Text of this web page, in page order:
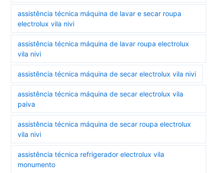
assistência técnica máquina de lavar e secar roupa
electrolux vila nivi
assistência técnica máquina de lavar roupa electrolux
vila nivi
assistência técnica máquina de secar electrolux vila nivi
assistência técnica máquina de secar electrolux vila
paiva
assistência técnica máquina de secar roupa electrolux
vila nivi
assistência técnica refrigerador electrolux vila
monumento